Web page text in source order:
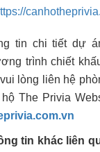
tin chi tiết dự
trình chiết
vui lòng liên hệ
The Privia
tin khác liên